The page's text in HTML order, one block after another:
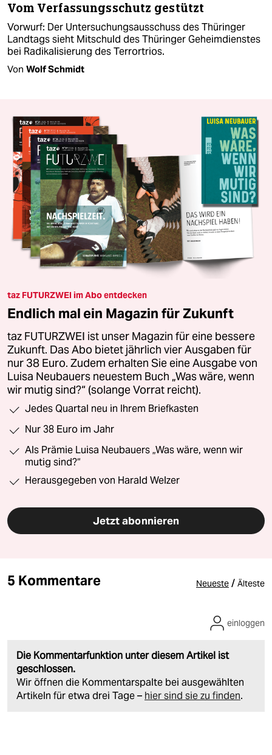
Vom Verfassungsschutz gestützt
Vorwurf: Der Untersuchungsausschuss des Thüringer
Landtags sieht Mitschuld des Thüringer Geheimdienstes
bei Radikalisierung des Terrortrios.
Von Wolf Schmidt
taz FUTURZWEI im Abo entdecken
Endlich mal ein Magazin für Zukunft
taz FUTURZWEI ist unser Magazin für eine bessere
Zukunft. Das Abo bietet jährlich vier Ausgaben für
nur 38 Euro. Zudem erhalten Sie eine Ausgabe von
Luisa Neubauers neuestem Buch „Was wäre, wenn
wir mutig sind?“ (solange Vorrat reicht).
Jedes Quartal neu in Ihrem Briefkasten
Nur 38 Euro im Jahr
Als Prämie Luisa Neubauers „Was wäre, wenn wir
mutig sind?“
Herausgegeben von Harald Welzer
Jetzt abonnieren
5 Kommentare Neueste / Älteste
Die Kommentarfunktion unter diesem Artikel ist
geschlossen.
Wir öffnen die Kommentarspalte bei ausgewählten
Artikeln für etwa drei Tage – hier sind sie zu finden.
einloggen